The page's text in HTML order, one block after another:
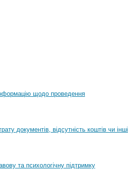
щодо проведення
документів, відсутність коштів чи інші
та психологічну підтримку